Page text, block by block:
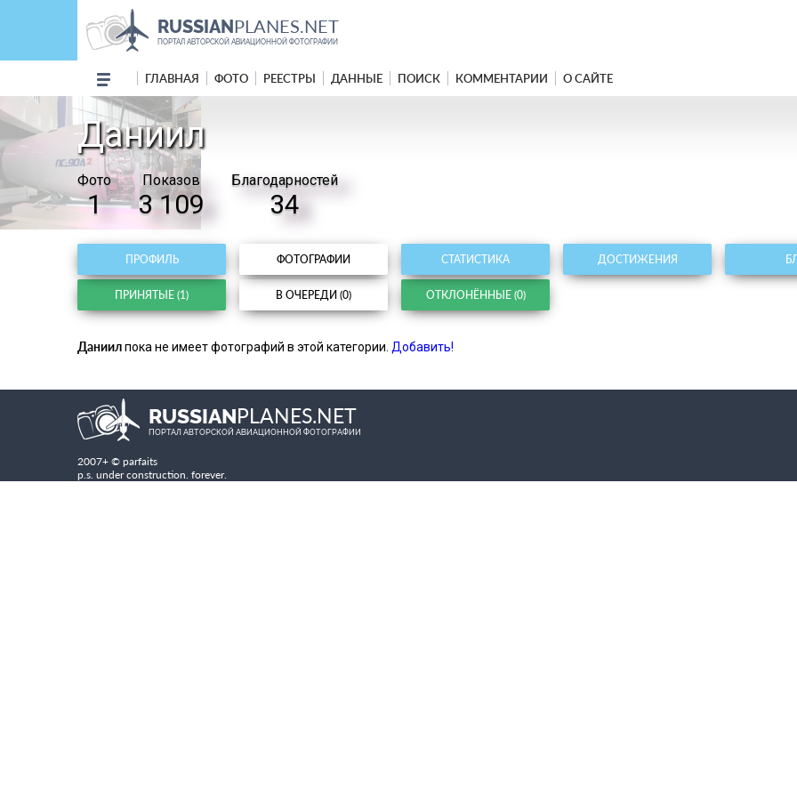
RUSSIANPLANES.NET
ПОРТАЛ АВТОРСКОЙ АВИАЦИОННОЙ ФОТОГРАФИИ
ГЛАВНАЯ ФОТО РЕЕСТРЫ ДАННЫЕ ПОИСК КОММЕНТАРИИ О САЙТЕ
Даниил
Фото
1
Показов
3 109
Благодарностей
34
ПРОФИЛЬ ФОТОГРАФИИ СТАТИСТИКА ДОСТИЖЕНИЯ
ПРИНЯТЫЕ (1) В ОЧЕРЕДИ (0) ОТКЛОНЁННЫЕ (0)
Даниилпока не имеет фотографий в этой категории. Добавить!
RUSSIANPLANES.NET
ПОРТАЛ АВТОРСКОЙ АВИАЦИОННОЙ ФОТОГРАФИИ
2007+ © parfaits
p.s. under construction. forever.